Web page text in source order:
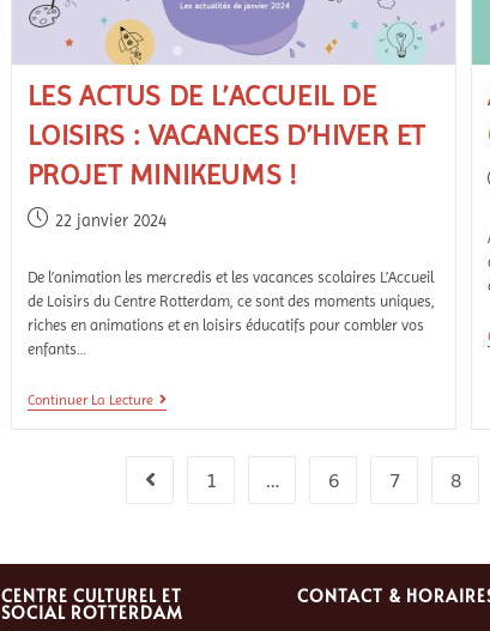
LES ACTUS DE L’ACCUEIL DE
LOISIRS : VACANCES D’HIVER ET
PROJET MINIKEUMS !
22 janvier 2024
De l’animation les mercredis et les vacances scolaires L’Accueil
de Loisirs du Centre Rotterdam, ce sont des moments uniques,
riches en animations et en loisirs éducatifs pour combler vos
enfants…
Continuer La Lecture
1 … 6 7 8
CENTRE CULTUREL ET
SOCIAL ROTTERDAM
CONTACT &